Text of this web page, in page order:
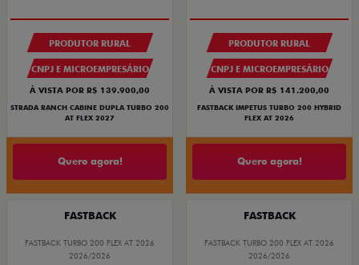
PRODUTOR RURAL
CNPJ E MICROEMPRESÁRIO
À VISTA POR R$ 139.900,00
STRADA RANCH CABINE DUPLA TURBO 200
AT FLEX 2027
Quero agora!
PRODUTOR RURAL
CNPJ E MICROEMPRESÁRIO
À VISTA POR R$ 141.200,00
FASTBACK IMPETUS TURBO 200 HYBRID
FLEX AT 2026
Quero agora!
FASTBACK
FASTBACK TURBO 200 FLEX AT 2026
2026/2026
FASTBACK
FASTBACK TURBO 200 FLEX AT 2026
2026/2026